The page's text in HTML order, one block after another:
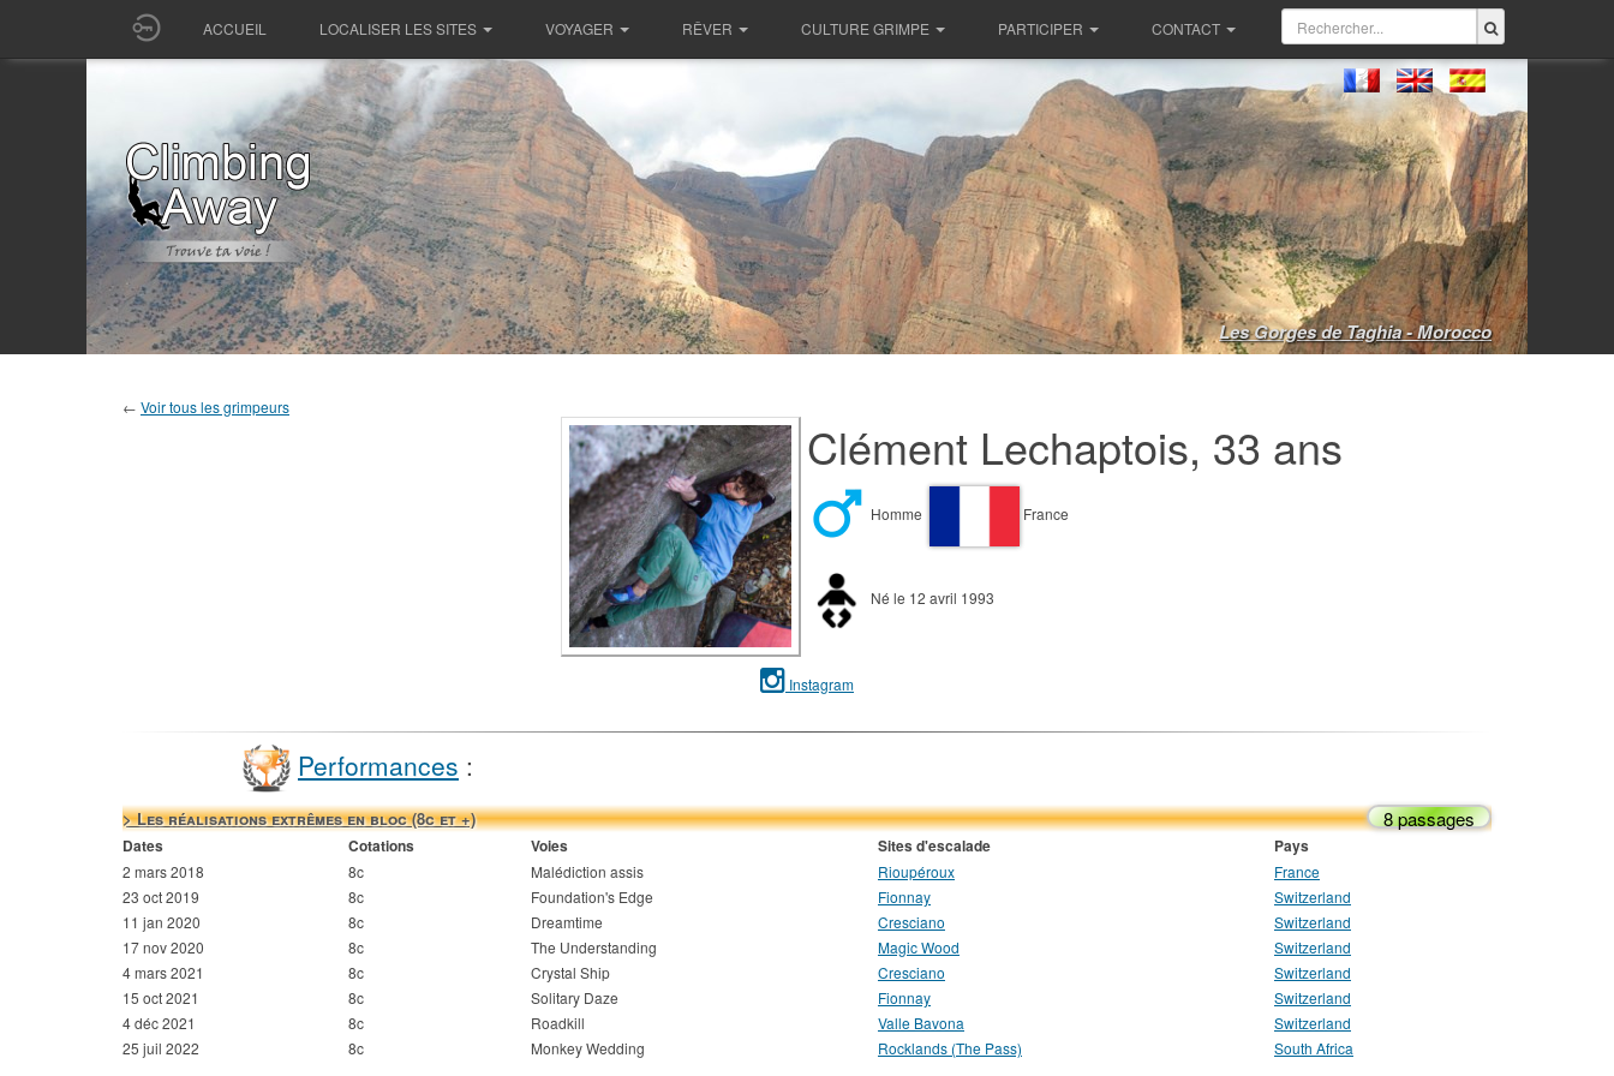
ACCUEIL LOCALISER LES SITES VOYAGER RÊVER CULTURE GRIMPE PARTICIPER CONTACT
Les Gorges de Taghia - Morocco
← Voir tous les grimpeurs
Clément Lechaptois, 33 ans
Homme France
Né le 12 avril 1993
Instagram
Performances :
> Les réalisations extrêmes en bloc (8c et +) 8 passages
Dates Cotations Voies Sites d'escalade Pays
2 mars 2018 8c Malédiction assis Rioupéroux
France
23 oct 2019
8c Foundation's Edge Fionnay
Switzerland
11 jan 2020
8c Dreamtime Cresciano
Switzerland
17 nov 2020
8c The Understanding Magic Wood
Switzerland
4 mars 2021
8c Crystal Ship Cresciano
Switzerland
15 oct 2021
8c Solitary Daze Fionnay
Switzerland
4 déc 2021
8c Roadkill Valle Bavona
Switzerland
25 juil 2022
8c Monkey Wedding Rocklands (The Pass) South Africa